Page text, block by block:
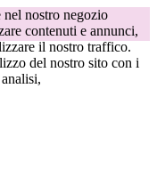
nostro negozio
contenuti e annunci,
il nostro traffico.
del nostro sito con i